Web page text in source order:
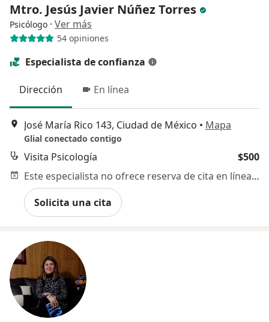
Mtro. Jesús Javier Núñez Torres
Psicólogo · Ver más
54 opiniones
Especialista de confianza
Dirección En línea
José María Rico 143, Ciudad de México • Mapa
Glial conectado contigo
Visita Psicología
$500
Este especialista no ofrece reserva de cita en línea en esta dirección.
Solicita una cita